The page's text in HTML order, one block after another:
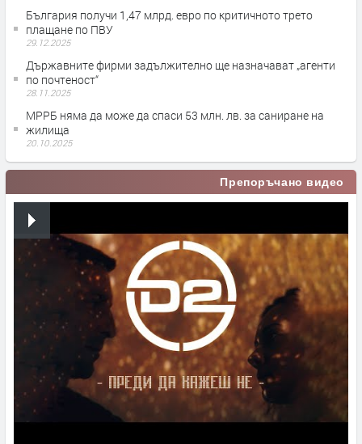
България получи 1,47 млрд. евро по критичното трето
плащане по ПВУ
29.12.2025
Държавните фирми задължително ще назначават „агенти
по почтеност“
28.11.2025
МРРБ няма да може да спаси 53 млн. лв. за саниране на
жилища
20.10.2025
Препоръчано видео